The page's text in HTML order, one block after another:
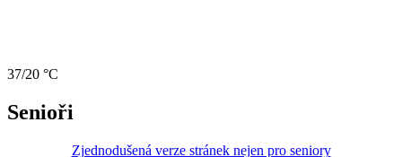
37/20 °C
Senioři
Zjednodušená verze stránek nejen pro seniory